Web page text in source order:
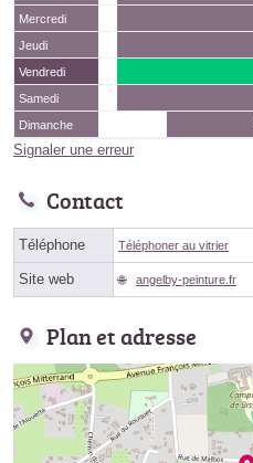
Mercredi
Jeudi
Vendredi
Samedi
Dimanche
Signaler une erreur
Contact
Téléphone Téléphoner au vitrier
Site web angelby-peinture.fr
Plan et adresse